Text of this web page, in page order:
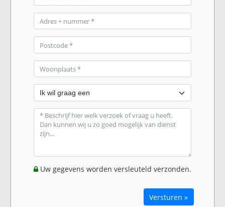
Uw gegevens worden versleuteld verzonden.
Versturen »